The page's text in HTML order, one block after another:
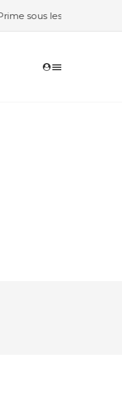
des critiques après un